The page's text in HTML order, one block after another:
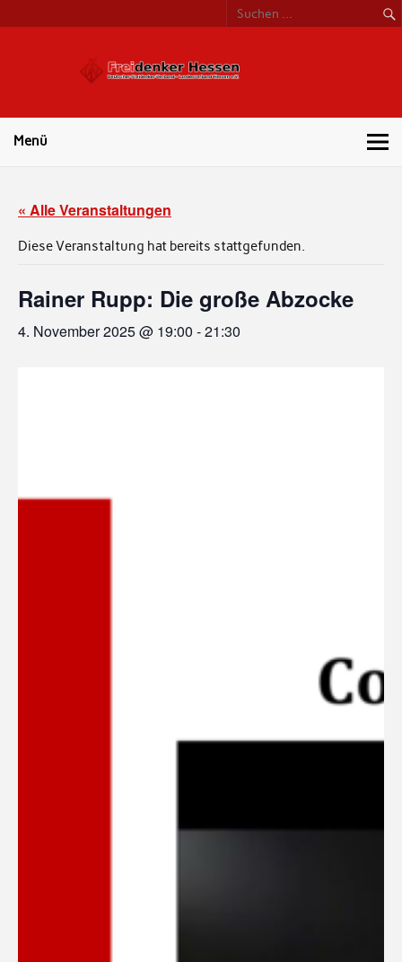
Menü
« Alle Veranstaltungen
Diese Veranstaltung hat bereits stattgefunden.
Rainer Rupp: Die große Abzocke
4. November 2025 @ 19:00 -21:30